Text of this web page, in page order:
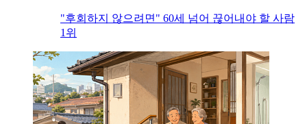
"후회하지 않으려면" 60세 넘어 끊어내야 할 사람
1위